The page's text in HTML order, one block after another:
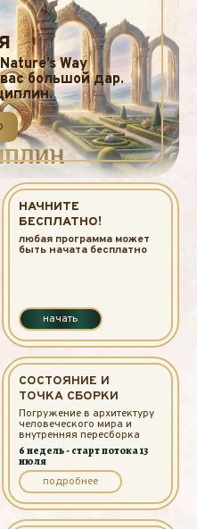
Way
большой дар.
НАЧНИТЕ
БЕСПЛАТНО!
любая программа может
быть начата бесплатно
начать
СОСТОЯНИЕ И
ТОЧКА СБОРКИ
Погружение в архитектуру
человеческого мира и
внутренняя пересборка
6 недель - старт потока 13
июля
подробнее